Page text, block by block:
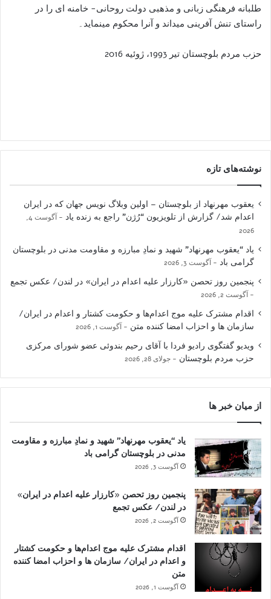
طلبانه فرهنگی زبانی و مذهبی دولت روحانی- خامنه ای را در
راستای تنش آفرینی میداند و آنرا محکوم مينمايد۔
حزب مردم بلوچستان تیر 1993، ژوئیه 2016
نوشته‌های تازه
یعقوب مهرنهاد از بلوچستان – اولین وبلاگ نویس جهان که در ایران
اعدام شد/ گزارش از تلویزیون “رُژن” راجع به زنده یاد
آگوست 4,
2026
یاد “یعقوب مهرنهاد” شهید و نمادِ مبارزه و مقاومت مدنی در بلوچستان
گرامی باد
آگوست 3, 2026
پنجمین روز تحصن «کارزار علیه اعدام در ایران» در لندن/ عکس تجمع
آگوست 2, 2026
اقدام مشترک علیه موج اعدام‌ها و حکومت کشتار و اعدام در ایران/
سازمان ها و احزاب امضا کننده متن
آگوست 1, 2026
ویدیو گفتگوی رادیو فردا با آقای رحیم بندوئی عضو شورای مرکزی
حزب مردم بلوچستان
جولای 28, 2026
از میان خبر ها
یاد “یعقوب مهرنهاد” شهید و نمادِ مبارزه و مقاومت
مدنی در بلوچستان گرامی باد
آگوست 3, 2026
پنجمین روز تحصن «کارزار علیه اعدام در ایران»
در لندن/ عکس تجمع
آگوست 2, 2026
اقدام مشترک علیه موج اعدام‌ها و حکومت کشتار
و اعدام در ایران/ سازمان ها و احزاب امضا کننده
متن
آگوست 1, 2026